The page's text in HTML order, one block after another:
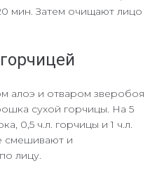
мин. Затем очищают лицо
алоэ и отваром зверобоя
сухой горчицы. На 5
0,5 ч.л. горчицы и 1 ч.л.
смешивают и
лицу.